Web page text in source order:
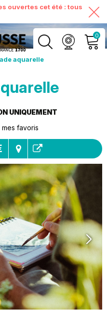
ouvertes cet été : tous
0
MON COMPTE
VOIR MON PANIER
aquarelle
UNIQUEMENT
favoris